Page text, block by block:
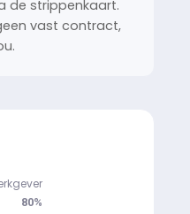
de strippenkaart.
vast contract,
84%
80%